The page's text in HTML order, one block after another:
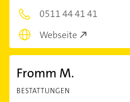
0511 44 41 41
Webseite
Fromm M.
BESTATTUNGEN